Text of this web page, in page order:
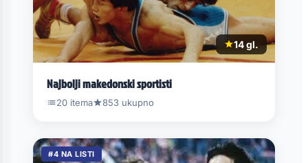
14 gl.
Najbolji makedonski sportisti
20 itema 853 ukupno
#4 NA LISTI